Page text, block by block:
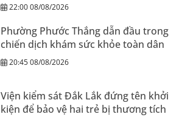
22:00 08/08/2026
Phường Phước Thắng dẫn đầu trong
chiến dịch khám sức khỏe toàn dân
20:45 08/08/2026
Viện kiểm sát Đắk Lắk đứng tên khởi
kiện để bảo vệ hai trẻ bị thương tích